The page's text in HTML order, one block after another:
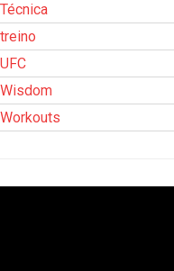
Técnica
treino
UFC
Wisdom
Workouts